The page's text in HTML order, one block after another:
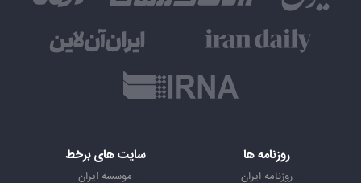
روزنامه ها
روزنامه ایران
سایت های برخط
موسسه ایران